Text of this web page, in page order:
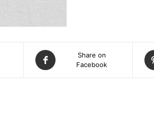
Share on
Facebook